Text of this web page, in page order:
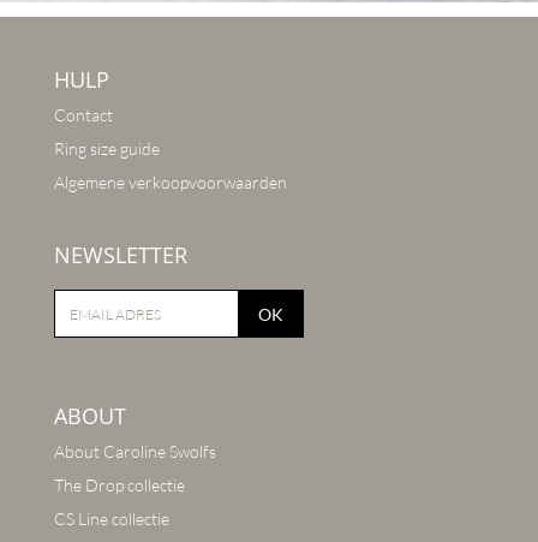
HULP
Contact
Ring size guide
Algemene verkoopvoorwaarden
NEWSLETTER
OK
ABOUT
About Caroline Swolfs
The Drop collectie
CS Line collectie